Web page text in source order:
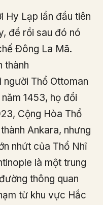
Hy Lạp lần đầu tiên
để rồi sau đó nó
Đông La Mã.
thành
người Thổ Ottoman
1453, họ đổi
Cộng Hòa Thổ
Ankara, nhưng
nhứt của Thổ Nhĩ
là một trung
thông quan
từ khu vực Hắc